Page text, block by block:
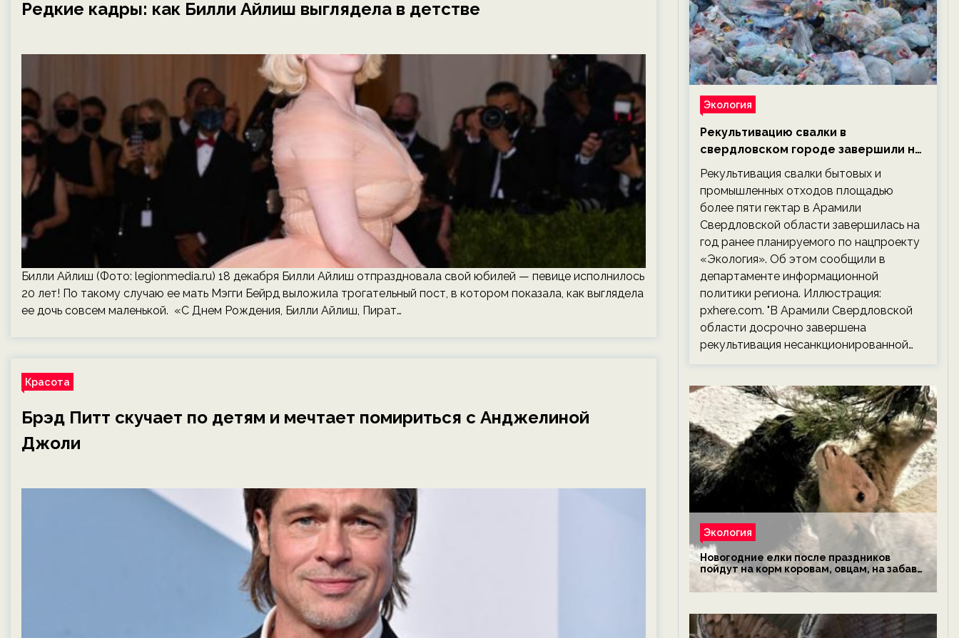
Редкие кадры: как Билли Айлиш выглядела в детстве
Билли Айлиш (Фото: legionmedia.ru) 18 декабря Билли Айлиш отпраздновала свой юбилей — певице исполнилось
20 лет! По такому случаю ее мать Мэгги Бейрд выложила трогательный пост, в котором показала, как выглядела
ее дочь совсем маленькой. «С Днем Рождения, Билли Айлиш, Пират…
Красота
Брэд Питт скучает по детям и мечтает помириться с Анджелиной
Джоли
Экология
Рекультивацию свалки в
свердловском городе завершили на
год раньше планируемого срока —
новости экологии на ECOportal
Рекультивация свалки бытовых и
промышленных отходов площадью
более пяти гектар в Арамили
Свердловской области завершилась на
год ранее планируемого по нацпроекту
«Экология». Об этом сообщили в
департаменте информационной
политики региона. Иллюстрация:
pxhere.com. "В Арамили Свердловской
области досрочно завершена
рекультивация несанкционированной…
Экология
Новогодние елки после праздников
пойдут на корм коровам, овцам, на забаву
обезьянам, львам и леопардам — новости
экологии на ECOportal